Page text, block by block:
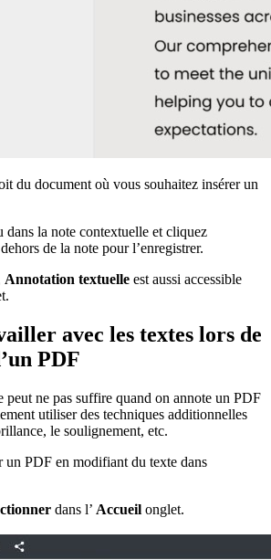
du document où vous souhaitez insérer un
dans la note contextuelle et cliquez
de la note pour l’enregistrer.
Annotation textuelle est aussi accessible
avec les textes lors de
PDF
peut ne pas suffire quand on annote un PDF
utiliser des techniques additionnelles
le soulignement, etc.
un PDF en modifiant du texte dans
dans l’ Accueil onglet.